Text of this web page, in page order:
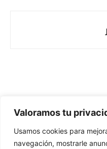
Valoramos tu
Usamos cookies para
navegación, mostrarle
Redes Cristianas
Una mirada alternativa sobre la
- Colectivos de Redes Cristianas